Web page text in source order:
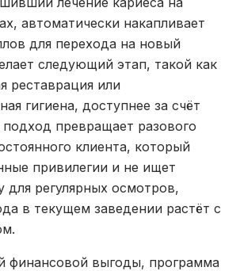
автоматически накапливает
для перехода на новый
следующий этап, такой как
реставрация или
гигиена, доступнее за счёт
превращает разового
клиента, который
привилегии и не ищет
для регулярных осмотров,
в текущем заведении растёт с
финансовой выгоды, программа